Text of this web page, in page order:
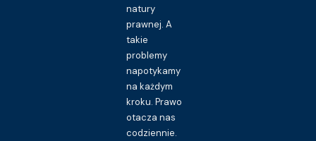
natury
prawnej. A
takie
problemy
napotykamy
na każdym
kroku. Prawo
otacza nas
codziennie.